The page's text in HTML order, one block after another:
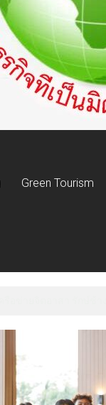
Green Tourism